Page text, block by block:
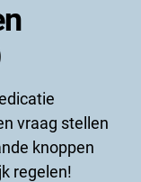
vraag stellen
knoppen
regelen!